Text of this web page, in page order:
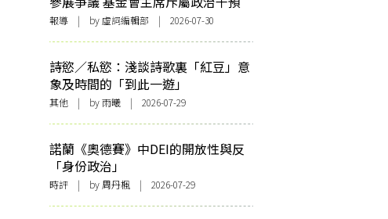
報導 | by 虛詞編輯部 | 2026-07-30
詩慾／私慾：淺談詩歌裏「紅豆」意
象及時間的「到此一遊」
其他 | by 雨曦 | 2026-07-29
諾蘭《奧德賽》中DEI的開放性與反
「身份政治」
時評 | by 周丹楓 | 2026-07-29